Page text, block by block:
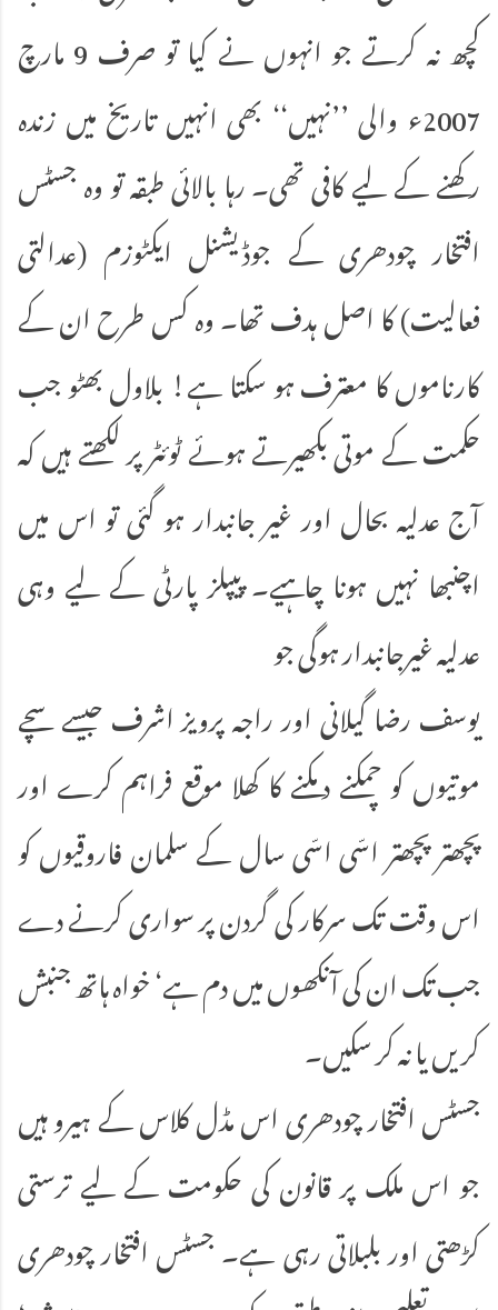
کچھ نہ کرتے جو انہوں نے کیا تو صرف 9 مارچ
2007ء والی ’’نہیں‘‘ بھی انہیں تاریخ میں زندہ
رکھنے کے لیے کافی تھی۔ رہا بالائی طبقہ تو وہ جسٹس
افتخار چودھری کے جوڈیشنل ایکٹوزم (عدالتی
فعالیت) کا اصل ہدف تھا۔ وہ کس طرح ان کے
کارناموں کا معترف ہو سکتا ہے! بلاول بھٹو جب
حکمت کے موتی بکھیرتے ہوئے ٹوئٹر پر لکھتے ہیں کہ
آج عدلیہ بحال اور غیر جانبدار ہو گئی تو اس میں
اچنبھا نہیں ہونا چاہیے۔ پیپلز پارٹی کے لیے وہی
عدلیہ غیرجانبدار ہوگی جو
یوسف رضا گیلانی اور راجہ پرویز اشرف جیسے سچے
موتیوں کو چمکنے دمکنے کا کھلا موقع فراہم کرے اور
پچھتر پچھتر اسّی اسّی سال کے سلمان فاروقیوں کو
اس وقت تک سرکار کی گردن پر سواری کرنے دے
جب تک ان کی آنکھوں میں دم ہے‘ خواہ ہاتھ جنبش
کریں یا نہ کر سکیں۔
جسٹس افتخار چودھری اس مڈل کلاس کے ہیرو ہیں
جو اس ملک پر قانون کی حکومت کے لیے ترستی
کڑھتی اور بلبلاتی رہی ہے۔ جسٹس افتخار چودھری